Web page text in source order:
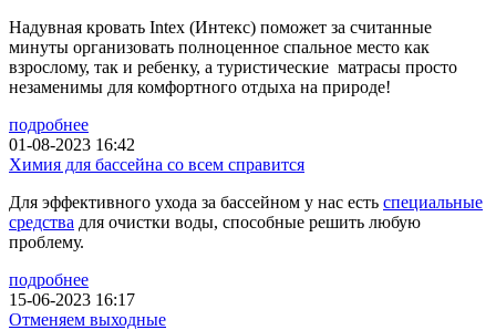
Надувная кровать Intex (Интекс) поможет за считанные
минуты организовать полноценное спальное место как
взрослому, так и ребенку, а туристические матрасы просто
незаменимы для комфортного отдыха на природе!
подробнее
01-08-2023 16:42
Химия для бассейна со всем справится
Для эффективного ухода за бассейном у нас есть специальные
средства для очистки воды, способные решить любую
проблему.
подробнее
15-06-2023 16:17
Отменяем выходные